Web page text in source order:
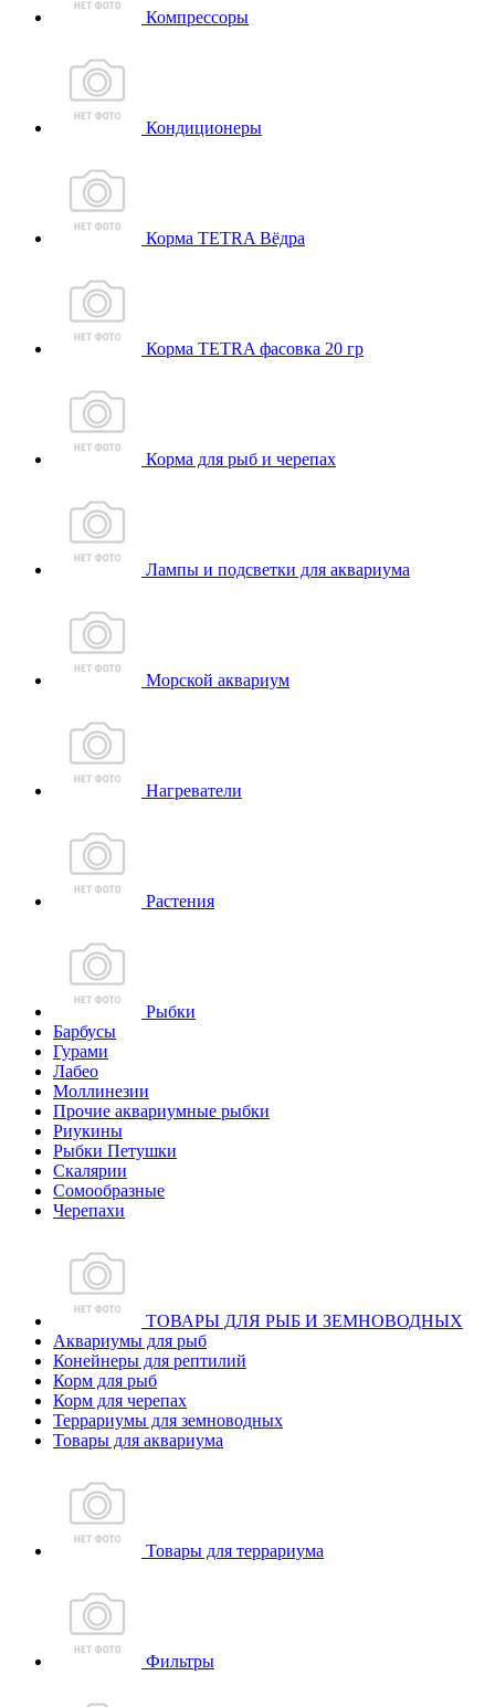
Компрессоры
Кондиционеры
Корма TETRA Вёдра
Корма TETRA фасовка 20 гр
Корма для рыб и черепах
Лампы и подсветки для аквариума
Морской аквариум
Нагреватели
Растения
Рыбки
Барбусы
Гурами
Лабео
Моллинезии
Прочие аквариумные рыбки
Риукины
Рыбки Петушки
Скалярии
Сомообразные
Черепахи
ТОВАРЫ ДЛЯ РЫБ И ЗЕМНОВОДНЫХ
Аквариумы для рыб
Конейнеры для рептилий
Корм для рыб
Корм для черепах
Террариумы для земноводных
Товары для аквариума
Товары для террариума
Фильтры